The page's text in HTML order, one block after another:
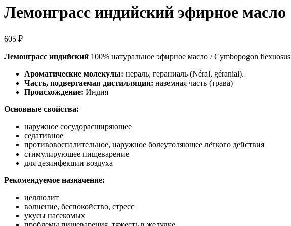
Лемонграсс индийский эфирное масло
605 ₽
Лемонграсс индийский 100% натуральное эфирное масло / Cymbopogon flexuosus
Ароматические молекулы: нераль, гераниаль (Néral, géranial).
Часть, подвергаемая дистилляции: наземная часть (трава)
Происхождение: Индия
Основные свойства:
наружное сосудорасширяющее
седативное
противовоспалительное, наружное болеутоляющее лёгкого действия
стимулирующее пищеварение
для дезинфекции воздуха
Рекомендуемое назначение:
целлюлит
волнение, беспокойство, стресс
укусы насекомых